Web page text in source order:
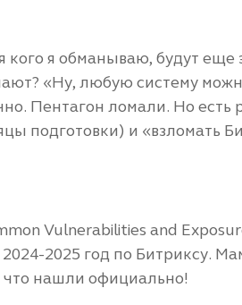
кого я обманываю, будут
«Ну, любую систему
Пентагон ломали. Но есть
подготовки) и «взломать
Vulnerabilities and
2024-2025 год по Битриксу.
что нашли официально!